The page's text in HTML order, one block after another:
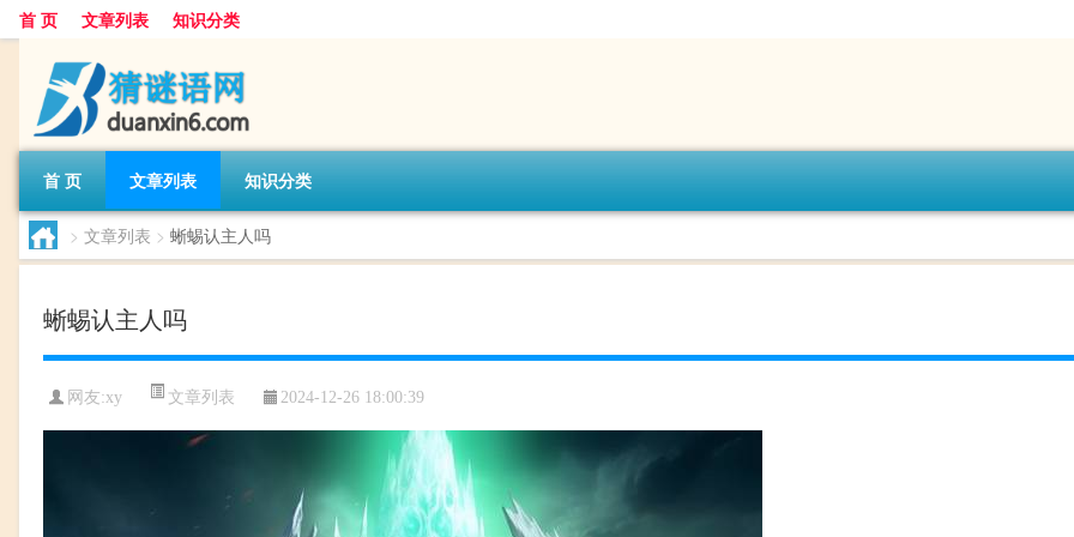
首 页 文章列表 知识分类
首 页 文章列表 知识分类
> 文章列表 > 蜥蜴认主人吗
蜥蜴认主人吗
网友:xy 文章列表 2024-12-26 18:00:39